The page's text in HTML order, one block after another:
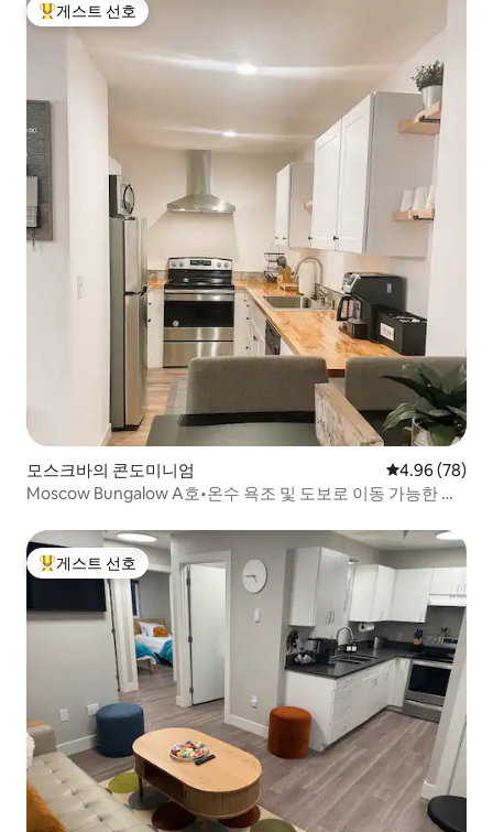
상위 게스트 선호
게스트 선호
모스크바의 콘도미니엄 평점 4.96점(5
4.96 (78)
Moscow Bungalow A호•온수 욕조 및 도보로 이동 가능한 위
상위 게스트 선호
게스트 선호